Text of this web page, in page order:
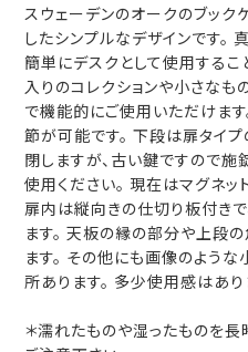
スウェーデンのオークのブック
したシンプルなデザインです
簡単にデスクとして使用するこ
入りのコレクションや小さなも
で機能的にご使用いただけま
節が可能です。 下段は扉タイ
閉しますが、古い鍵ですので
使用ください。 現在はマグネッ
扉内は縦向きの仕切り板付き
ます。 天板の縁の部分や上段
ます。 その他にも画像のよう
所あります。 多少使用感はあり
＊濡れたものや湿ったものを